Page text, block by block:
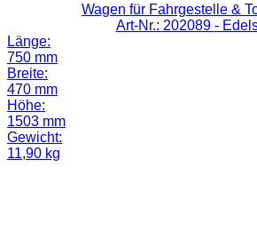
Wagen für Fahrgestelle &
Art-Nr.: 202089 -
Länge:
750 mm
Breite:
470 mm
Höhe:
1503 mm
Gewicht:
11,90 kg